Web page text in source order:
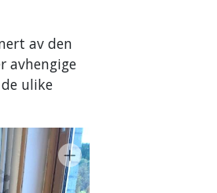
av den
avhengige
ulike